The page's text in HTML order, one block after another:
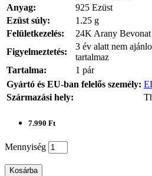
Anyag:
925 Ezüst
Ezüst súly:
1.25 g
Felületkezelés:
24K Arany
Figyelmeztetés:
3 év alatt nem
tartalmaz
Tartalma:
1 pár
Gyártó és EU-ban felelős személy:
Származási hely:
7.990 Ft
Mennyiség
Kosárba